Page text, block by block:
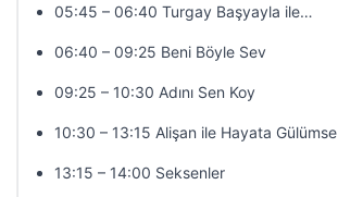
05:45 – 06:40 Turgay Başyayla ile…
06:40 – 09:25 Beni Böyle Sev
09:25 – 10:30 Adını Sen Koy
10:30 – 13:15 Alişan ile Hayata Gülümse
13:15 – 14:00 Seksenler